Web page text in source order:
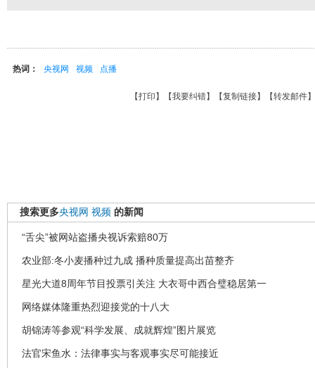
热词： 央视网 视频 点播
【打印 】【我要纠错】【复制链接】【转发邮件
搜索更多央视网 视频 的新闻
“舌尖”被网站盗播央视诉索赔80万
农业部:冬小麦播种过九成 播种质量提高出苗整齐
星光大道8周年节目投票引关注 大衣哥中西合璧稳居第一
网络媒体隆重热烈迎接党的十八大
胡锦涛等参观“科学发展、成就辉煌”图片展览
法官宋鱼水：法律事实与客观事实尽可能接近